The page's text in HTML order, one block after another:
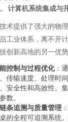
计算机系统集成与
术提供了强大的物
工业体系，离不开
创新高地的另一优势
控制与过程优化：
传输速度、处理时
安全性和高效性。
数。
条追溯与质量管理
的全程可追溯系统